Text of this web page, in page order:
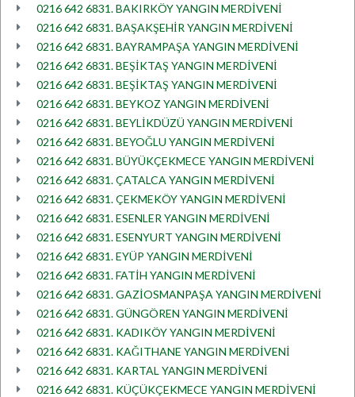
0216 642 6831. BAKIRKÖY YANGIN MERDİVENİ
0216 642 6831. BAŞAKŞEHİR YANGIN MERDİVENİ
0216 642 6831. BAYRAMPAŞA YANGIN MERDİVENİ
0216 642 6831. BEŞİKTAŞ YANGIN MERDİVENİ
0216 642 6831. BEŞİKTAŞ YANGIN MERDİVENİ
0216 642 6831. BEYKOZ YANGIN MERDİVENİ
0216 642 6831. BEYLİKDÜZÜ YANGIN MERDİVENİ
0216 642 6831. BEYOĞLU YANGIN MERDİVENİ
0216 642 6831. BÜYÜKÇEKMECE YANGIN MERDİVENİ
0216 642 6831. ÇATALCA YANGIN MERDİVENİ
0216 642 6831. ÇEKMEKÖY YANGIN MERDİVENİ
0216 642 6831. ESENLER YANGIN MERDİVENİ
0216 642 6831. ESENYURT YANGIN MERDİVENİ
0216 642 6831. EYÜP YANGIN MERDİVENİ
0216 642 6831. FATİH YANGIN MERDİVENİ
0216 642 6831. GAZİOSMANPAŞA YANGIN MERDİVENİ
0216 642 6831. GÜNGÖREN YANGIN MERDİVENİ
0216 642 6831. KADIKÖY YANGIN MERDİVENİ
0216 642 6831. KAĞITHANE YANGIN MERDİVENİ
0216 642 6831. KARTAL YANGIN MERDİVENİ
0216 642 6831. KÜÇÜKÇEKMECE YANGIN MERDİVENİ